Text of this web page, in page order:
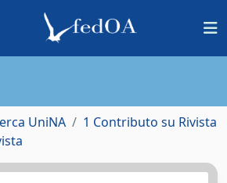
UniNA
1 Contributo su Rivista